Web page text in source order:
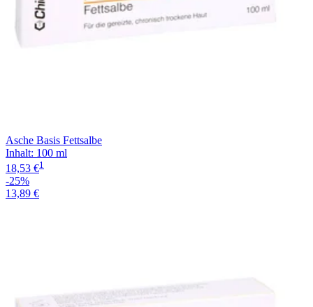
Asche Basis Fettsalbe
Inhalt: 100 ml
18,53 €1
-25%
13,89 €